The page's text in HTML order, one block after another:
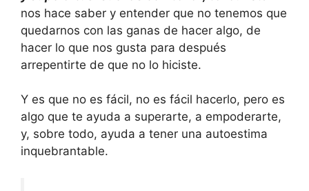
nos hace saber y entender que no tenemos que
quedarnos con las ganas de hacer algo, de
hacer lo que nos gusta para después
arrepentirte de que no lo hiciste.
Y es que no es fácil, no es fácil hacerlo, pero es
algo que te ayuda a superarte, a empoderarte,
y, sobre todo, ayuda a tener una autoestima
inquebrantable.